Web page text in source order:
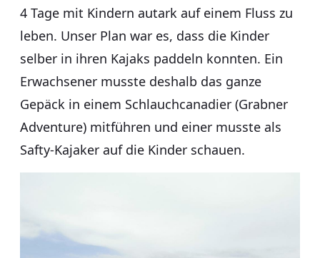
4 Tage mit Kindern autark auf einem Fluss zu
leben. Unser Plan war es, dass die Kinder
selber in ihren Kajaks paddeln konnten. Ein
Erwachsener musste deshalb das ganze
Gepäck in einem Schlauchcanadier (Grabner
Adventure) mitführen und einer musste als
Safty-Kajaker auf die Kinder schauen.